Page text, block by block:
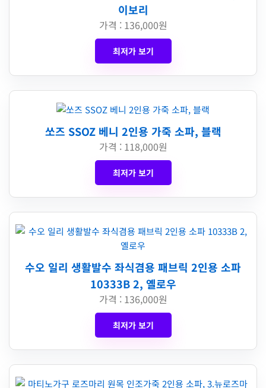
이보리
가격 : 136,000원
최저가 보기
쏘즈 SSOZ 베니 2인용 가죽 소파, 블랙
가격 : 118,000원
최저가 보기
수오 일리 생활발수 좌식겸용 패브릭 2인용 소파
10333B 2, 옐로우
가격 : 136,000원
최저가 보기